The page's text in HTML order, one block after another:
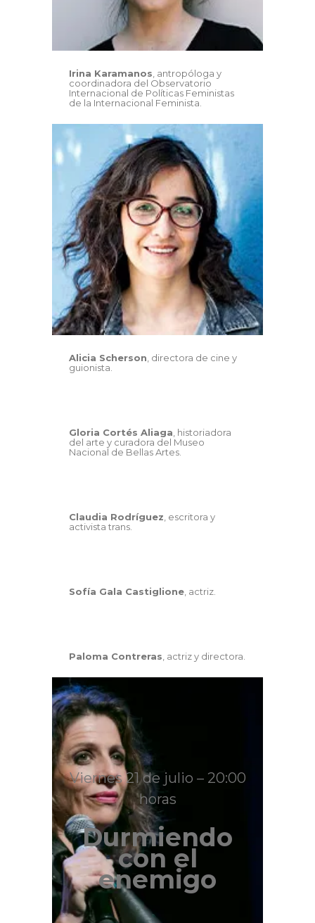
Irina Karamanos , antropóloga y
coordinadora del Observatorio
Internacional de Políticas Feministas
de la Internacional Feminista.
Alicia Scherson , directora de cine y
guionista.
Gloria Cortés Aliaga , historiadora
del arte y curadora del Museo
Nacional de Bellas Artes.
Claudia Rodríguez , escritora y
activista trans.
Sofía Gala Castiglione , actriz.
Paloma Contreras , actriz y directora.
Viernes 21 de julio – 20:00
horas
Durmiendo
con el
enemigo